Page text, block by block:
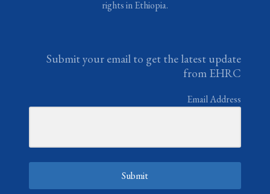
rights in Ethiopia.
Submit your email to get the latest update
from EHRC
Email Address
Submit